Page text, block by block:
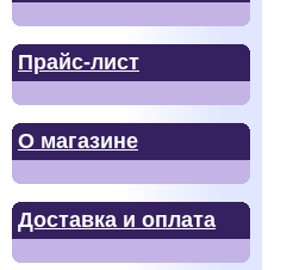
Прайс-лист
О магазине
Доставка и оплата